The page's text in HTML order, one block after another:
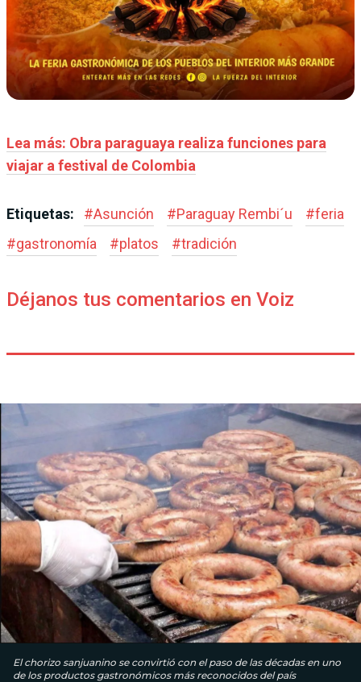
Lea más: Obra paraguaya realiza funciones para
viajar a festival de Colombia
Etiquetas: #Asunción #Paraguay Rembi´u #feria
#gastronomía #platos #tradición
Déjanos tus comentarios en Voiz
El chorizo sanjuanino se convirtió con el paso de las décadas en uno
de los productos gastronómicos más reconocidos del país